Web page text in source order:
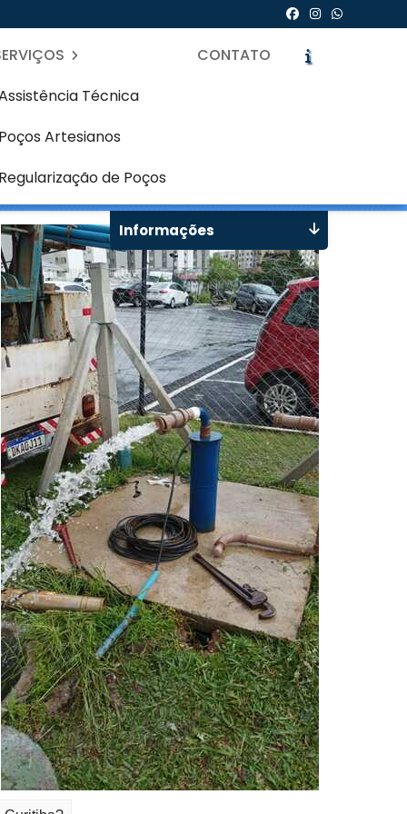
Técnica
Poços Artesianos
Regularização de Poços
CONTATO
- Curitiba
Informações